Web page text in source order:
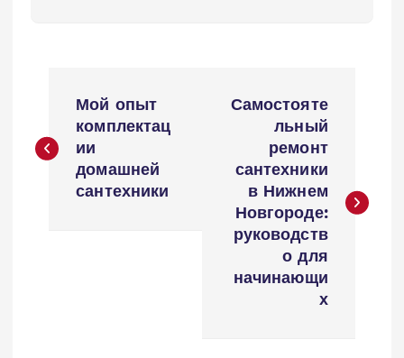
а
Мой опыт
комплектац
ии
домашней
сантехники
Самостояте
льный
ремонт
сантехники
в Нижнем
Новгороде:
руководств
о для
начинающи
х